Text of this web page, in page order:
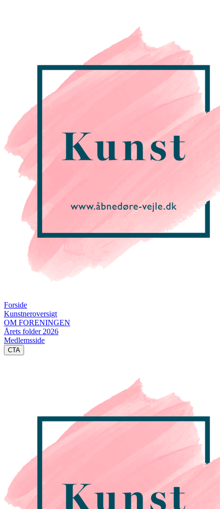
Forside
Kunstneroversigt
OM FORENINGEN
Årets folder 2026
Medlemsside
CTA